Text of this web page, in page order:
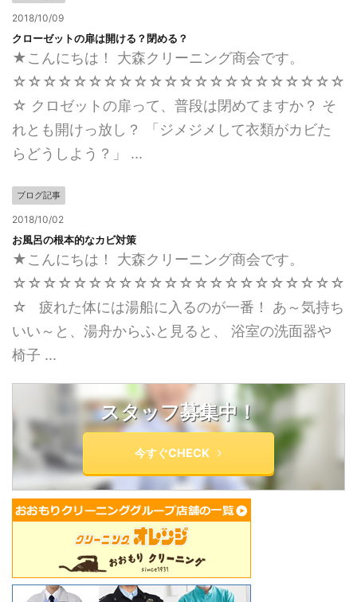
2018/10/09
クローゼットの扉は開ける？閉める？
★こんにちは！ 大森クリーニング商会です。
☆☆☆☆☆☆☆☆☆☆☆☆☆☆☆☆☆☆☆☆☆☆
☆ クロゼットの扉って、普段は閉めてますか？ そ
れとも開けっ放し？ 「ジメジメして衣類がカビた
らどうしよう？」 ...
ブログ記事
2018/10/02
お風呂の根本的なカビ対策
★こんにちは！ 大森クリーニング商会です。
☆☆☆☆☆☆☆☆☆☆☆☆☆☆☆☆☆☆☆☆☆☆
☆ 疲れた体には湯船に入るのが一番！ あ～気持ち
いい～と、湯舟からふと見ると、 浴室の洗面器や
椅子 ...
スタッフ募集中！
今すぐCHECK